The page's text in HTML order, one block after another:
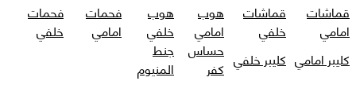
قماشات
امامي
قماشات
خلفي
هوب
امامي
هوب
خلفي
فحمات
امامي
فحمات
خلفي
كليبر امامي كليبر خلفي حساس
كفر
جنط
المنيوم